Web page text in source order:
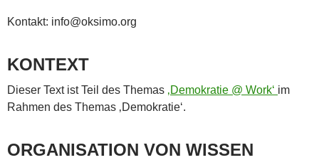
Kontakt: info@oksimo.org
KONTEXT
Dieser Text ist Teil des Themas ‚Demokratie @ Work‘ im
Rahmen des Themas ‚Demokratie‘.
ORGANISATION VON WISSEN